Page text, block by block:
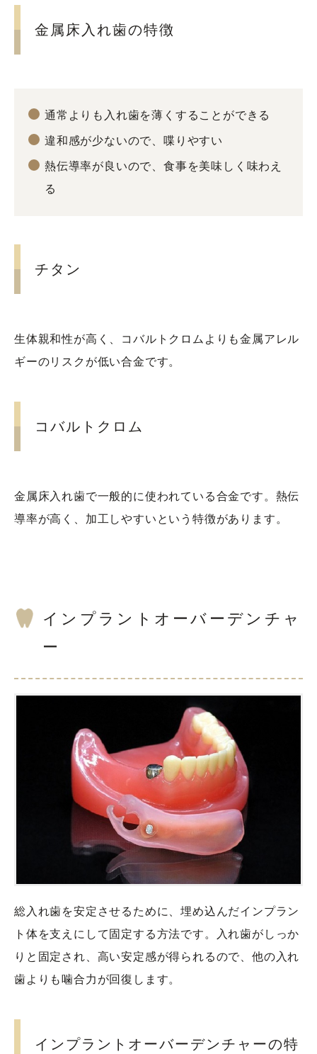
金属床入れ歯の特徴
通常よりも入れ歯を薄くすることができる
違和感が少ないので、喋りやすい
熱伝導率が良いので、食事を美味しく味わえ
る
チタン
生体親和性が高く、コバルトクロムよりも金属アレル
ギーのリスクが低い合金です。
コバルトクロム
金属床入れ歯で一般的に使われている合金です。熱伝
導率が高く、加工しやすいという特徴があります。
インプラントオーバーデンチャ
ー
総入れ歯を安定させるために、埋め込んだインプラン
ト体を支えにして固定する方法です。入れ歯がしっか
りと固定され、高い安定感が得られるので、他の入れ
歯よりも噛合力が回復します。
インプラントオーバーデンチャーの特